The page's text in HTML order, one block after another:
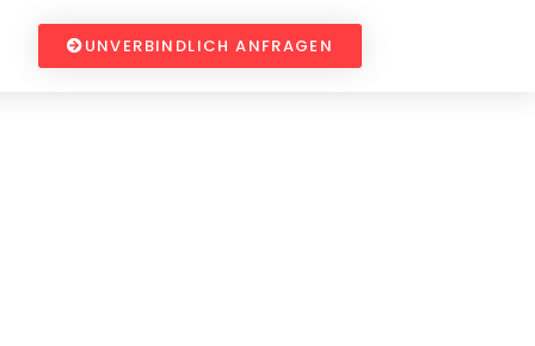
UNVERBINDLICH ANFRAGEN